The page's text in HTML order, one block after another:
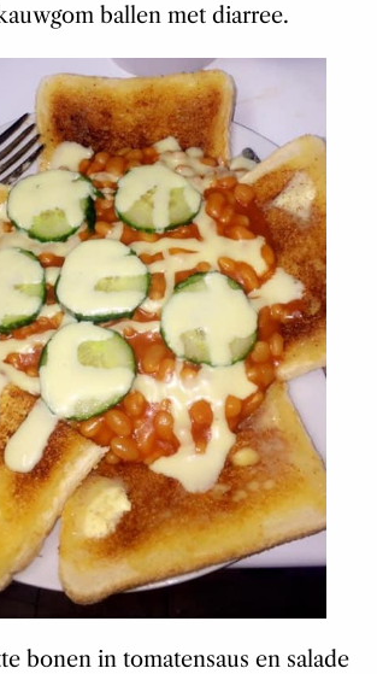
ballen met diarree.
bonen in tomatensaus en salade